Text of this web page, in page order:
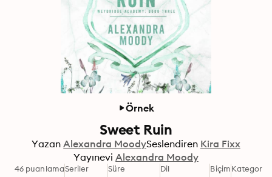
Örnek
Sweet Ruin
Yazan Alexandra MoodySeslendiren Kira Fixx
Yayınevi Alexandra Moody
46 puanlamaSeriler Süre Dil BiçimKategori